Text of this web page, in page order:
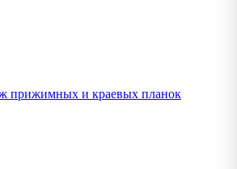
прижимных и краевых планок